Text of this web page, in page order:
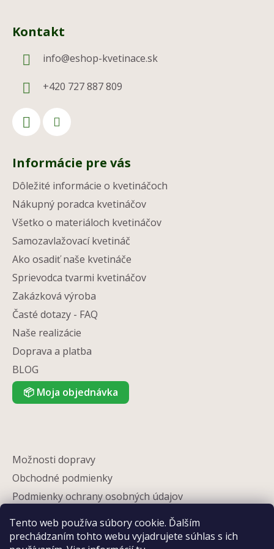
Tento web používa súbory cookie. Ďalším
prechádzaním tohto webu vyjadrujete súhlas s ich
Kontakt
info@eshop-kvetinace.sk
+420 727 887 809
Informácie pre vás
Dôležité informácie o kvetináčoch
Nákupný poradca kvetináčov
Všetko o materiáloch kvetináčov
Samozavlažovací kvetináč
Ako osadiť naše kvetináče
Sprievodca tvarmi kvetináčov
Zakázková výroba
Časté dotazy - FAQ
Naše realizácie
Doprava a platba
BLOG
📦 Moja objednávka
Možnosti dopravy
Obchodné podmienky
Podmienky ochrany osobných údajov
Partneri